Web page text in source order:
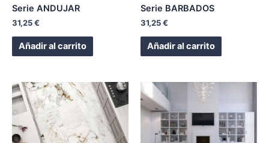
Serie ANDUJAR
31,25€
Añadir al carrito
Serie BARBADOS
31,25€
Añadir al carrito